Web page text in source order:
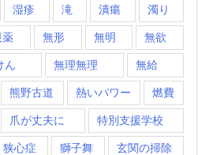
湿疹 滝 潰瘍 濁り
薬 無形 無明 無欲
ん 無理無理 無給
熊野古道 熱いパワー 燃費
爪が丈夫に 特別支援学校
狭心症 獅子舞 玄関の掃除